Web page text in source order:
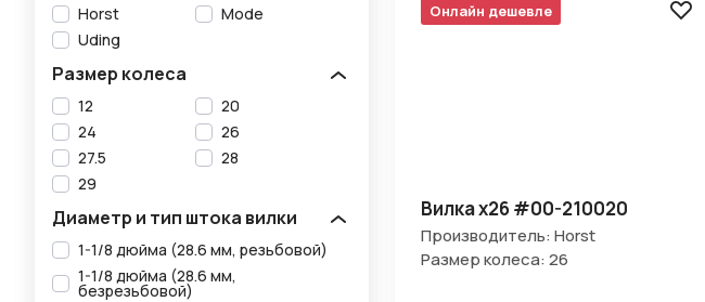
Horst
Mode
Uding
Размер колеса
12
20
24
26
27.5
28
29
Диаметр и тип штока вилки
1-1/8 дюйма (28.6 мм, резьбовой)
1-1/8 дюйма (28.6 мм,
безрезьбовой)
Онлайн дешевле
Вилка х26 #00-210020
Производитель: Horst
Размер колеса: 26